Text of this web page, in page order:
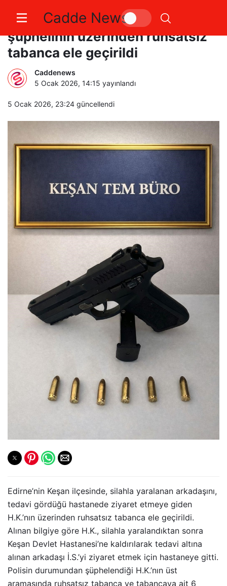
Cadde News
Keşan’da hastaneye giden
şüphelinin üzerinden ruhsatsız
tabanca ele geçirildi
Caddenews
5 Ocak 2026, 14:15 yayınlandı
5 Ocak 2026, 23:24 güncellendi
Edirne’nin Keşan ilçesinde, silahla yaralanan arkadaşını,
tedavi gördüğü hastanede ziyaret etmeye giden
H.K.’nın üzerinden ruhsatsız tabanca ele geçirildi.
Alınan bilgiye göre H.K., silahla yaralandıktan sonra
Keşan Devlet Hastanesi’ne kaldırılarak tedavi altına
alınan arkadaşı İ.S.’yi ziyaret etmek için hastaneye gitti.
Polisin durumundan şüphelendiği H.K.’nın üst
aramasında ruhsatsız tabanca ve tabancaya ait 6